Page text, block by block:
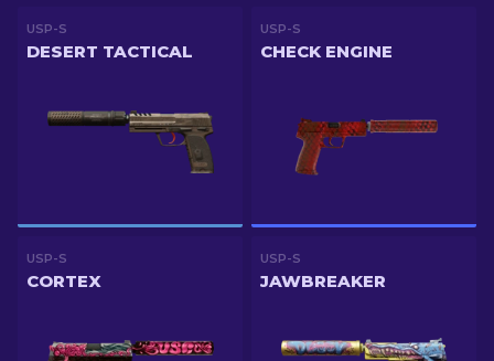
USP-S
DESERT TACTICAL
USP-S
CHECK ENGINE
USP-S
CORTEX
USP-S
JAWBREAKER